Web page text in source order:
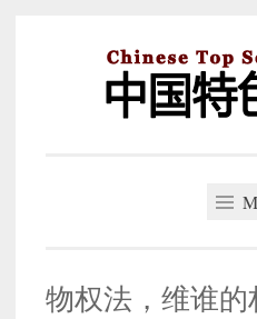
物权法，维谁的